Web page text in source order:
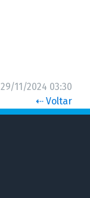
29/11/2024 03:30
⇠ Voltar